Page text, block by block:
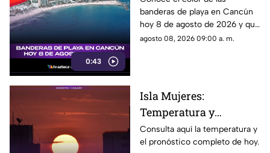
0:43
ondea y qué significa?
banderas de playa en Cancún
hoy 8 de agosto de 2026 y qué
significa para los visitantes.
agosto 08, 2026 09:00 a. m.
Isla Mujeres:
Temperatura y
pronóstico del clima
para hoy, 8 de agosto de
Consulta aquí la temperatura y
el pronóstico completo de hoy.